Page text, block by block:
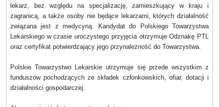
lekarz, bez względu na specjalizację, zamieszkujący w kraju i
zagranicą, a także osoby nie będące lekarzami, których działalność
związana jest z medycyną. Kandydat do Polskiego Towarzystwa
Lekarskiego w czasie uroczystego przyjęcia otrzymuje Odznakę PTL
oraz certyfikat potwierdzający jego przynależność do Towarzystwa.
Polskie Towarzystwo Lekarskie utrzymuje się przede wszystkim z
funduszów pochodzących ze składek członkowskich, ofiar, dotacji i
działalności gospodarczej.